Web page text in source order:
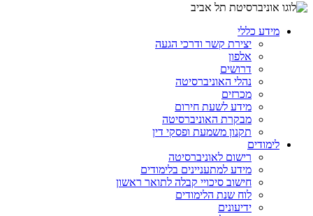
מידע כללי
יצירת קשר ודרכי הגעה
אלפון
דרושים
נהלי האוניברסיטה
מכרזים
מידע לשעת חירום
מבקרת האוניברסיטה
תקנון משמעת ופסקי דין
לימודים
רישום לאוניברסיטה
מידע למתעניינים בלימודים
חישוב סיכויי קבלה לתואר ראשון
לוח שנת הלימודים
ידיעונים